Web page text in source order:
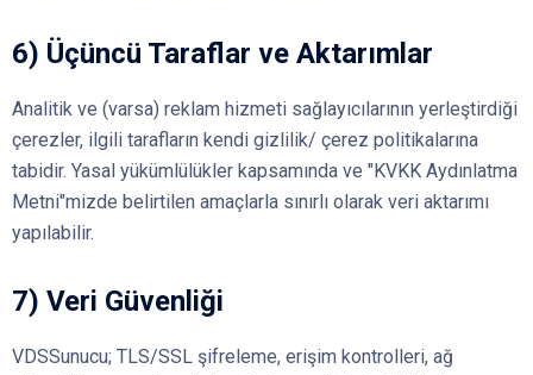
6) Üçüncü Taraflar ve Aktarımlar
Analitik ve (varsa) reklam hizmeti sağlayıcılarının yerleştirdiği
çerezler, ilgili tarafların kendi gizlilik/ çerez politikalarına
tabidir. Yasal yükümlülükler kapsamında ve "KVKK Aydınlatma
Metni"mizde belirtilen amaçlarla sınırlı olarak veri aktarımı
yapılabilir.
7) Veri Güvenliği
VDSSunucu; TLS/SSL şifreleme, erişim kontrolleri, ağ